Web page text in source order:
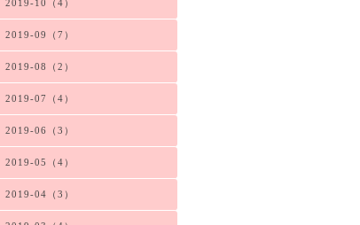
2019-10（4）
2019-09（7）
2019-08（2）
2019-07（4）
2019-06（3）
2019-05（4）
2019-04（3）